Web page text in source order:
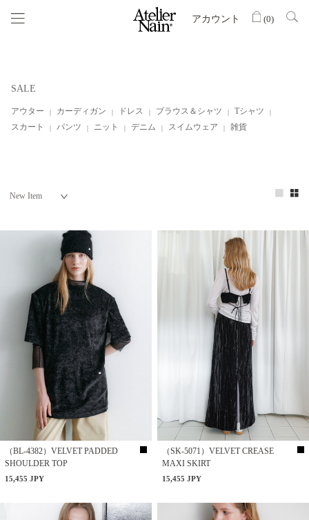
アカウント (0)
SALE
アウター カーディガン ドレス ブラウス＆シャツ
Tシャツ
スカート
パンツ ニット デニム スイムウェア 雑貨
（BL-4382）VELVET PADDED
SHOULDER TOP
15,455 JPY
（SK-5071）VELVET CREASE
MAXI SKIRT
15,455 JPY